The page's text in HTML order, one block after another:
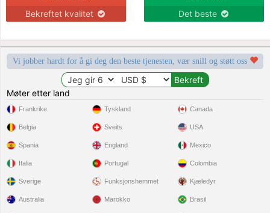
Bekreftet kvalitet Det beste
Vi jobber hardt for å gi deg den beste tjenesten, vær snill og støtt oss
Møter etter land
Frankrike
Belgia
Spania
Italia
Sverige
Tyskland
Sveits
England
Portugal
Funksjonshemmet
Canada
USA
Mexico
Colombia
Kjæledyr
Australia Marokko Brasil